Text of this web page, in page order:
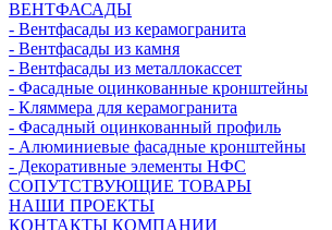
ВЕНТФАСАДЫ
- Вентфасады из керамогранита
- Вентфасады из камня
- Вентфасады из металлокассет
- Фасадные оцинкованные кронштейны
- Кляммера для керамогранита
- Фасадный оцинкованный профиль
- Алюминиевые фасадные кронштейны
- Декоративные элементы НФС
СОПУТСТВУЮЩИЕ ТОВАРЫ
НАШИ ПРОЕКТЫ
КОНТАКТЫ КОМПАНИИ